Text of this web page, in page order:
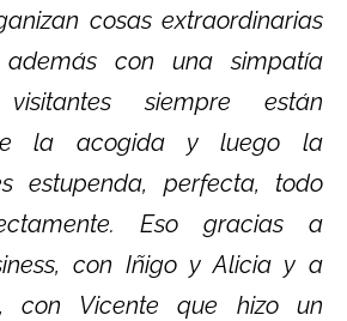
cosas extraordinarias
con una simpatía
siempre están
la acogida y luego la
estupenda, perfecta, todo
Eso gracias a
con Iñigo y Alicia y a
con Vicente que hizo un